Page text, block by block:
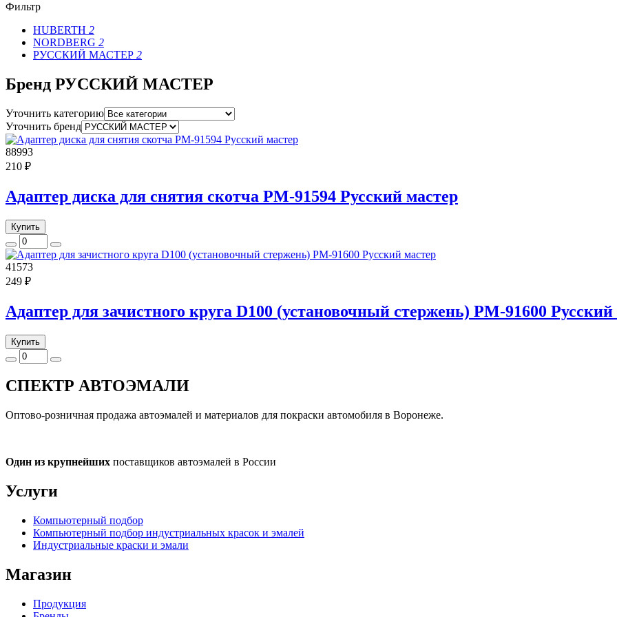
Фильтр
HUBERTH 2
NORDBERG 2
РУССКИЙ МАСТЕР 2
Бренд РУССКИЙ МАСТЕР
Уточнить категорию
Уточнить бренд
88993
210 ₽
Адаптер диска для снятия скотча РМ-91594 Русский мастер
Купить
41573
249 ₽
Адаптер для зачистного круга D100 (установочный стержень) РМ-91600 Русский
Купить
СПЕКТР АВТОЭМАЛИ
Оптово-розничная продажа автоэмалей и материалов для покраски автомобиля в Воронеже.
Один из крупнейших поставщиков автоэмалей в России
Услуги
Компьютерный подбор
Компьютерный подбор индустриальных красок и эмалей
Индустриальные краски и эмали
Магазин
Продукция